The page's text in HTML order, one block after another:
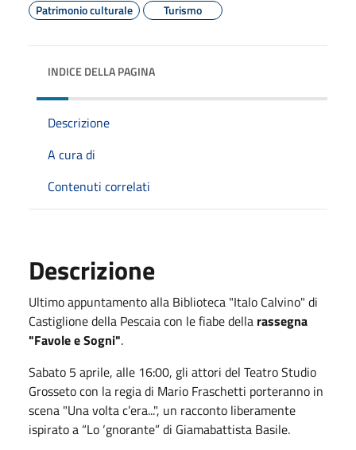
Patrimonio culturale
Turismo
INDICE DELLA PAGINA
Descrizione
A cura di
Contenuti correlati
Descrizione
Ultimo appuntamento alla Biblioteca "Italo Calvino" di
Castiglione della Pescaia con le fiabe della rassegna
"Favole e Sogni".
Sabato 5 aprile, alle 16:00, gli attori del Teatro Studio
Grosseto con la regia di Mario Fraschetti porteranno in
scena "Una volta c’era...", un racconto liberamente
ispirato a “Lo ‘gnorante” di Giamabattista Basile.